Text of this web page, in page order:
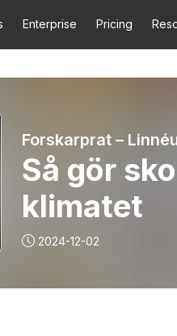
Enterprise Pricing
Forskarprat –
Så gör
klimatet
2024-12-02